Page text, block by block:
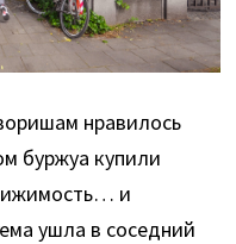
нравилось
буржуа купили
и
ушла в соседний